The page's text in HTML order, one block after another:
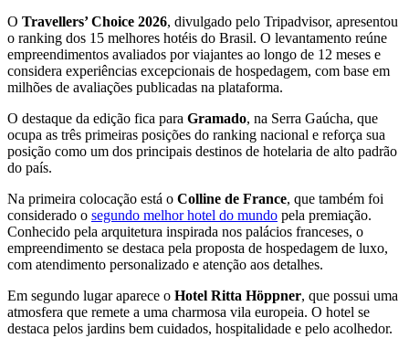
O Travellers’ Choice 2026, divulgado pelo Tripadvisor, apresentou
o ranking dos 15 melhores hotéis do Brasil. O levantamento reúne
empreendimentos avaliados por viajantes ao longo de 12 meses e
considera experiências excepcionais de hospedagem, com base em
milhões de avaliações publicadas na plataforma.
O destaque da edição fica para Gramado, na Serra Gaúcha, que
ocupa as três primeiras posições do ranking nacional e reforça sua
posição como um dos principais destinos de hotelaria de alto padrão
do país.
Na primeira colocação está o Colline de France, que também foi
considerado o segundo melhor hotel do mundo pela premiação.
Conhecido pela arquitetura inspirada nos palácios franceses, o
empreendimento se destaca pela proposta de hospedagem de luxo,
com atendimento personalizado e atenção aos detalhes.
Em segundo lugar aparece o Hotel Ritta Höppner, que possui uma
atmosfera que remete a uma charmosa vila europeia. O hotel se
destaca pelos jardins bem cuidados, hospitalidade e pelo acolhedor.